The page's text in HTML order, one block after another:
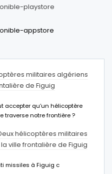
militaires algériens
de Figuig
accepter qu’un hélicoptère
traverse notre frontière ?
hélicoptères militaires
ville frontalière de Figuig
missiles à Figuig c